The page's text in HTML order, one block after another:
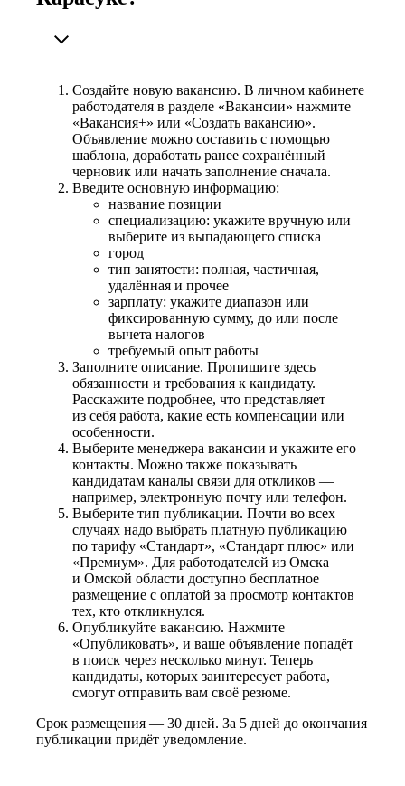
Создайте новую вакансию. В личном кабинете
работодателя в разделе «Вакансии» нажмите
«Вакансия+» или «Создать вакансию».
Объявление можно составить с помощью
шаблона, доработать ранее сохранённый
черновик или начать заполнение сначала.
Введите основную информацию:
название позиции
специализацию: укажите вручную или
выберите из выпадающего списка
город
тип занятости: полная, частичная,
удалённая и прочее
зарплату: укажите диапазон или
фиксированную сумму, до или после
вычета налогов
требуемый опыт работы
Заполните описание. Пропишите здесь
обязанности и требования к кандидату.
Расскажите подробнее, что представляет
из себя работа, какие есть компенсации или
особенности.
Выберите менеджера вакансии и укажите его
контакты. Можно также показывать
кандидатам каналы связи для откликов —
например, электронную почту или телефон.
Выберите тип публикации. Почти во всех
случаях надо выбрать платную публикацию
по тарифу «Стандарт», «Стандарт плюс» или
«Премиум». Для работодателей из Омска
и Омской области доступно бесплатное
размещение с оплатой за просмотр контактов
тех, кто откликнулся.
Опубликуйте вакансию. Нажмите
«Опубликовать», и ваше объявление попадёт
в поиск через несколько минут. Теперь
кандидаты, которых заинтересует работа,
смогут отправить вам своё резюме.
Срок размещения — 30 дней. За 5 дней до окончания
публикации придёт уведомление.